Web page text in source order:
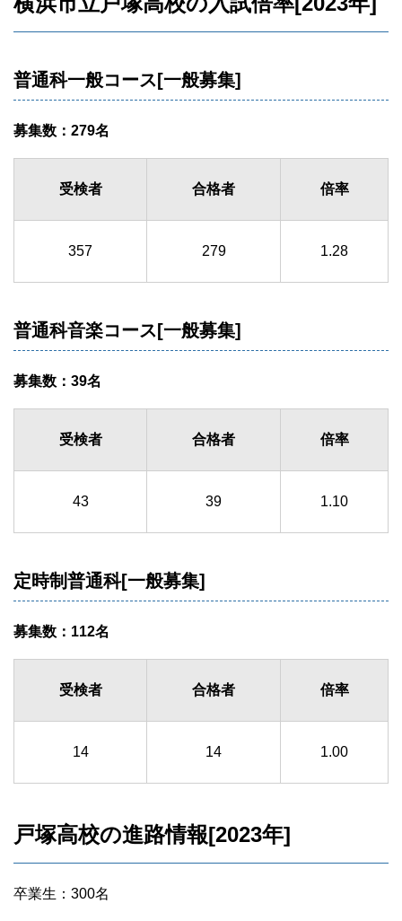
普通科一般コース[一般募集]
募集数：279名
受検者 合格者 倍率
357 279 1.28
普通科音楽コース[一般募集]
募集数：39名
受検者 合格者 倍率
43 39 1.10
定時制普通科[一般募集]
募集数：112名
受検者 合格者 倍率
14 14 1.00
戸塚高校の進路情報[2023年]
卒業生：300名